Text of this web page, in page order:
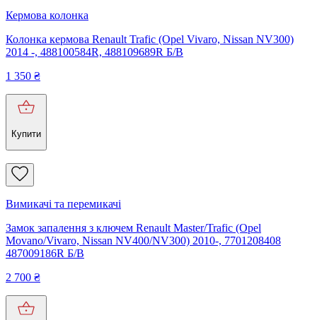
Кермова колонка
Колонка кермова Renault Trafic (Opel Vivaro, Nissan NV300)
2014 -, 488100584R, 488109689R Б/В
1 350 ₴
Купити
Вимикачі та перемикачі
Замок запалення з ключем Renault Master/Trafic (Opel
Movano/Vivaro, Nissan NV400/NV300) 2010-, 7701208408
487009186R Б/В
2 700 ₴